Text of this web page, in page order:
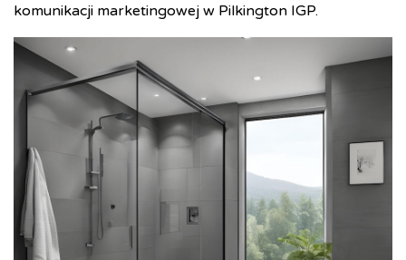
komunikacji marketingowej w Pilkington IGP.